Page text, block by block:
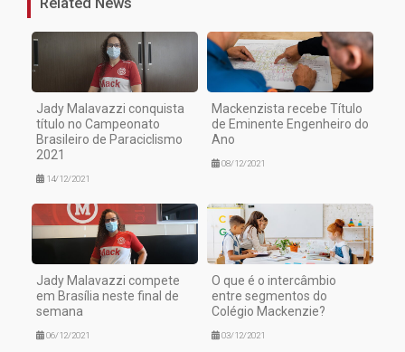
Jady Malavazzi conquista
título no Campeonato
Brasileiro de Paraciclismo
2021
14/12/2021
Mackenzista recebe Título
de Eminente Engenheiro do
Ano
08/12/2021
Jady Malavazzi compete
em Brasília neste final de
semana
06/12/2021
O que é o intercâmbio
entre segmentos do
Colégio Mackenzie?
03/12/2021